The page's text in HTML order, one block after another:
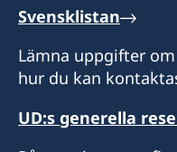
Bertil Åkesson
Svensklistan
Lämna uppgifter
hur du kan
UD:s generella